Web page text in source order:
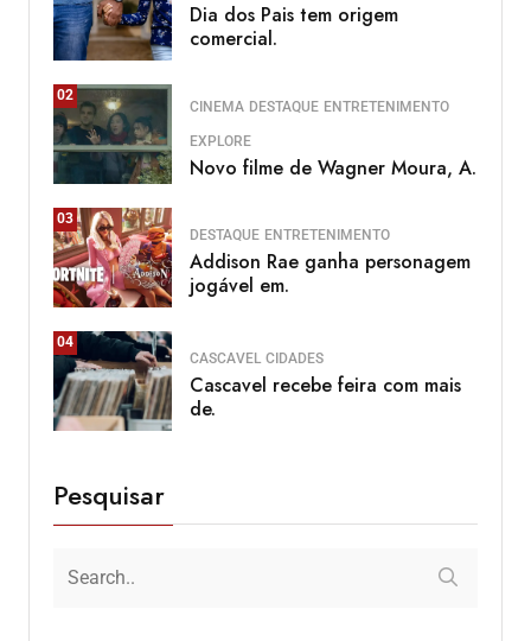
Dia dos Pais tem origem
comercial.
02
CINEMA DESTAQUE ENTRETENIMENTO
EXPLORE
Novo filme de Wagner Moura, A.
03
DESTAQUE ENTRETENIMENTO
Addison Rae ganha personagem
jogável em.
04
CASCAVEL CIDADES
Cascavel recebe feira com mais
de.
Pesquisar